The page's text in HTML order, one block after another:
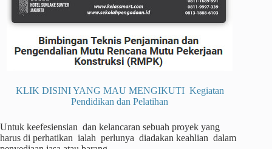
KLIK DISINI YANG MAU MENGIKUTI Kegiatan
Pendidikan dan Pelatihan
Untuk keefesiensian dan kelancaran sebuah proyek yang
harus di perhatikan ialah perlunya diadakan keahlian dalam